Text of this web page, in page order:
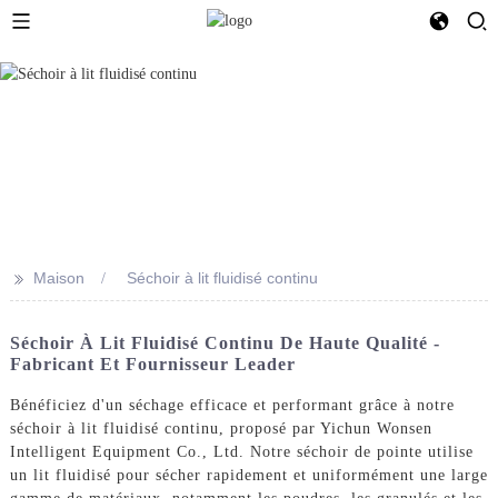
>> Maison Séchoir à lit fluidisé continu
Séchoir À Lit Fluidisé Continu De Haute Qualité -
Fabricant Et Fournisseur Leader
Bénéficiez d'un séchage efficace et performant grâce à notre
séchoir à lit fluidisé continu, proposé par Yichun Wonsen
Intelligent Equipment Co., Ltd. Notre séchoir de pointe utilise
un lit fluidisé pour sécher rapidement et uniformément une large